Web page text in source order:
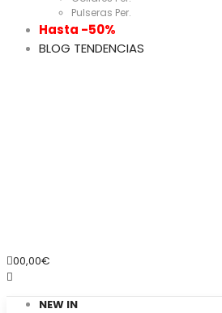
Pulseras Per.
Hasta -50%
BLOG TENDENCIAS
00,00€
NEW IN